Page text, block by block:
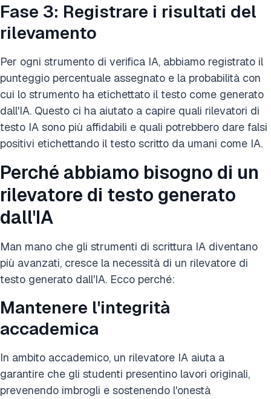
Fase 3: Registrare i risultati del
rilevamento
Per ogni strumento di verifica IA, abbiamo registrato il
punteggio percentuale assegnato e la probabilità con
cui lo strumento ha etichettato il testo come generato
dall'IA. Questo ci ha aiutato a capire quali rilevatori di
testo IA sono più affidabili e quali potrebbero dare falsi
positivi etichettando il testo scritto da umani come IA.
Perché abbiamo bisogno di un
rilevatore di testo generato
dall'IA
Man mano che gli strumenti di scrittura IA diventano
più avanzati, cresce la necessità di un rilevatore di
testo generato dall'IA. Ecco perché:
Mantenere l'integrità
accademica
In ambito accademico, un rilevatore IA aiuta a
garantire che gli studenti presentino lavori originali,
prevenendo imbrogli e sostenendo l'onestà